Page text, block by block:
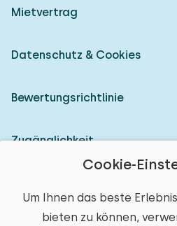
Cookie-
Um Ihnen das beste
bieten zu können,
Mietvertrag
Datenschutz & Cookies
Bewertungsrichtlinie
Zugänglichkeit